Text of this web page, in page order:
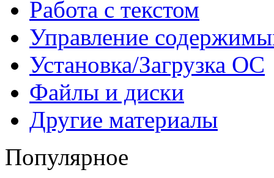
Работа с текстом
Управление
Установка/Загрузка ОС
Файлы и диски
Другие материалы
Популярное